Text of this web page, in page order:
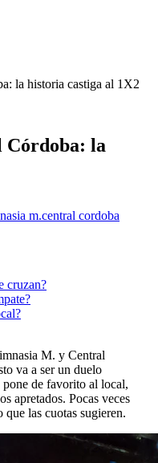
la historia castiga al 1X2
Córdoba: la
m.central cordoba
cruzan?
M. y Central
va a ser un duelo
de favorito al local,
apretados. Pocas veces
que las cuotas sugieren.